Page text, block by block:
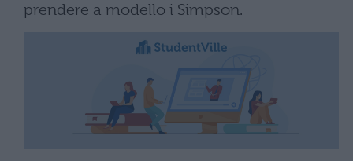
prendere a modello i Simpson.